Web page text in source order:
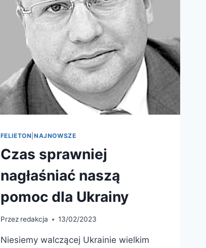
FELIETON |NAJNOWSZE
Czas sprawniej
nagłaśniać naszą
pomoc dla Ukrainy
Przez redakcja 13/02/2023
Niesiemy walczącej Ukrainie wielkim